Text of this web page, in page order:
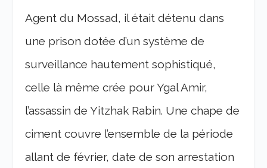
Agent du Mossad, il était détenu dans
une prison dotée d’un système de
surveillance hautement sophistiqué,
celle là même crée pour Ygal Amir,
l’assassin de Yitzhak Rabin. Une chape de
ciment couvre l’ensemble de la période
allant de février, date de son arrestation